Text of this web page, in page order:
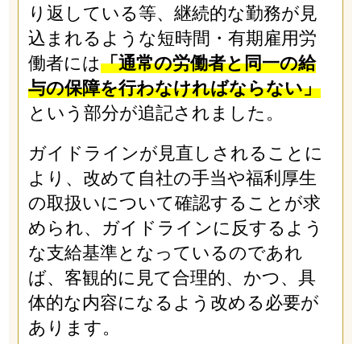
り返している等、継続的な勤務が見
込まれるような短時間・有期雇用労
働者には「通常の労働者と同一の給
与の保障を行わなければならない」
という部分が追記されました。
ガイドラインが見直しされることに
より、改めて自社の手当や福利厚生
の取扱いについて確認することが求
められ、ガイドラインに反するよう
な支給基準となっているのであれ
ば、客観的に見て合理的、かつ、具
体的な内容になるよう改める必要が
あります。